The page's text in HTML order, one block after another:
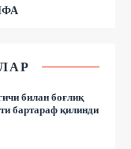
билан боғлиқ
бартараф қилинди